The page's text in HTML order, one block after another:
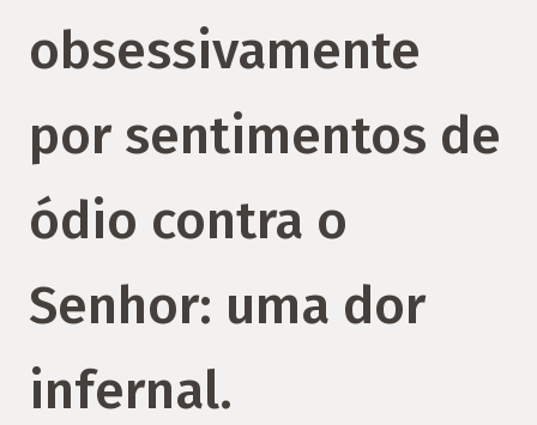
obsessivamente
por sentimentos de
ódio contra o
Senhor: uma dor
infernal.